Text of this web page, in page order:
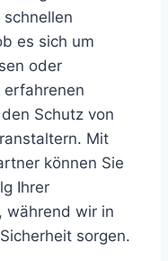
es sich um
oder
Schutz von
Mit
können Sie
Ihrer
während wir in
sorgen.